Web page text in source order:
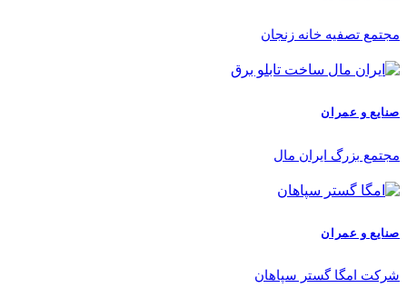
مجتمع تصفیه خانه زنجان
صنایع و عمران
مجتمع بزرگ ایران مال
صنایع و عمران
شرکت امگا گستر سپاهان